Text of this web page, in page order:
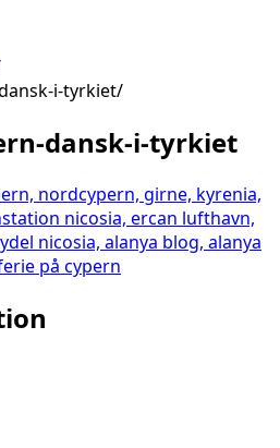
i-tyrkiet
dansk-i-tyrkiet